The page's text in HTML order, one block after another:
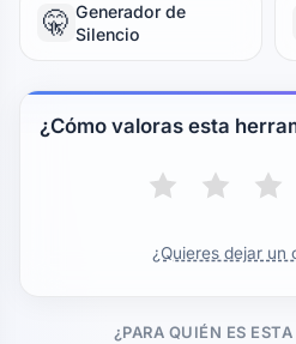
🤫 Generador de
Silencio
¿Cómo valoras esta
¿Quieres dejar un
¿PARA QUIÉN ES